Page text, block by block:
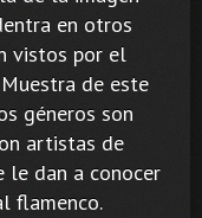
en otros
vistos por el
de este
géneros son
artistas de
le dan a conocer
flamenco.